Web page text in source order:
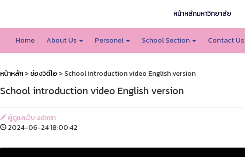
หน้าหลักมหาวิทยาลัย
Home About Us Personel School Section Contact Us
หน้าหลัก>ช่องวิดีโอ > School introduction video English version
School introduction video English version
ผู้ดูแลเว็บ admin
2024-06-24 18:00:42